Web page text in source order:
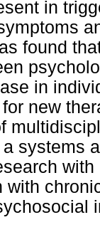
in
found
in
new
systems
with